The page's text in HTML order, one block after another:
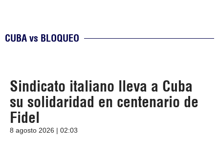
CUBA vs BLOQUEO
Sindicato italiano lleva a Cuba
su solidaridad en centenario de
Fidel
8 agosto 2026 | 02:03